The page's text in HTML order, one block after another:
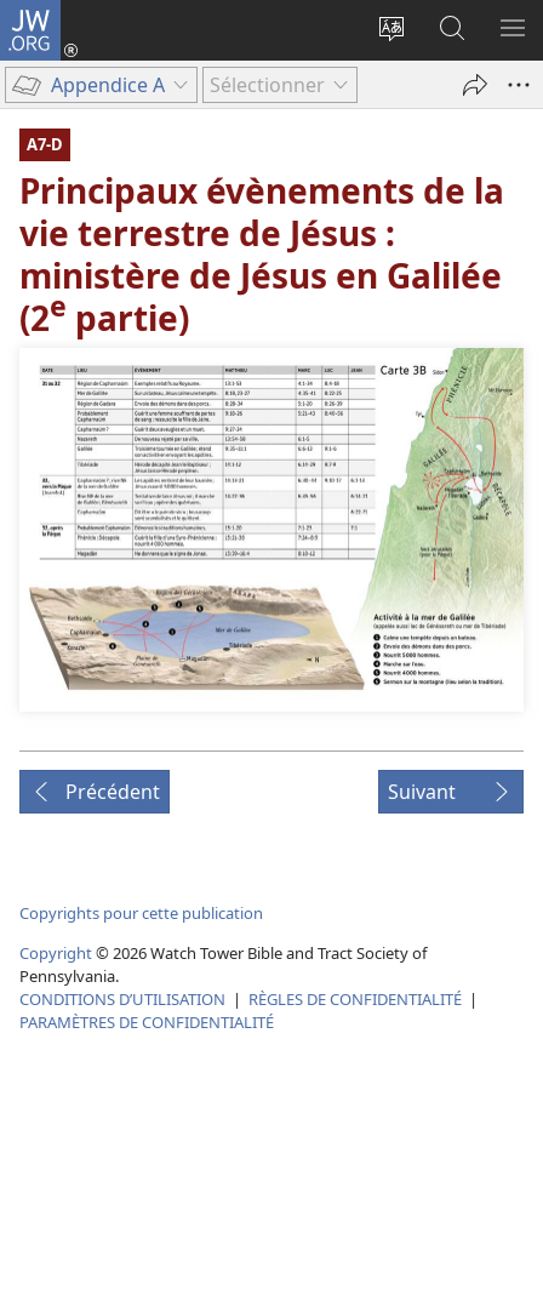
JW.ORG
Changer
langue
Se
connecter
sur
JW.ORG
Appendice A Sélectionner
A7-D
Principaux évènements de la
vie terrestre de Jésus :
ministère de Jésus en Galilée
(2e partie)
Précédent Suivant
Copyrights pour cette publication
Copyright© 2026 Watch Tower Bible and Tract Society of
Pennsylvania.
CONDITIONS D’UTILISATION | RÈGLES DE CONFIDENTIALITÉ |
PARAMÈTRES DE CONFIDENTIALITÉ